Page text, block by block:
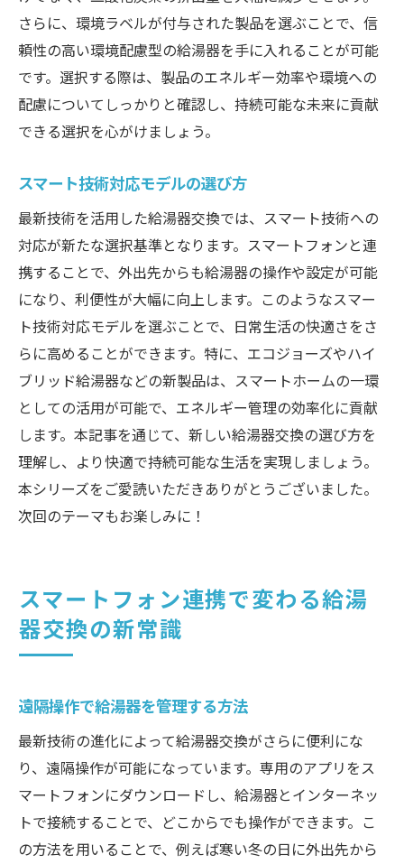
さらに、環境ラベルが付与された製品を選ぶことで、信
頼性の高い環境配慮型の給湯器を手に入れることが可能
です。選択する際は、製品のエネルギー効率や環境への
配慮についてしっかりと確認し、持続可能な未来に貢献
できる選択を心がけましょう。
スマート技術対応モデルの選び方
最新技術を活用した給湯器交換では、スマート技術への
対応が新たな選択基準となります。スマートフォンと連
携することで、外出先からも給湯器の操作や設定が可能
になり、利便性が大幅に向上します。このようなスマー
ト技術対応モデルを選ぶことで、日常生活の快適さをさ
らに高めることができます。特に、エコジョーズやハイ
ブリッド給湯器などの新製品は、スマートホームの一環
としての活用が可能で、エネルギー管理の効率化に貢献
します。本記事を通じて、新しい給湯器交換の選び方を
理解し、より快適で持続可能な生活を実現しましょう。
本シリーズをご愛読いただきありがとうございました。
次回のテーマもお楽しみに！
スマートフォン連携で変わる給湯
器交換の新常識
遠隔操作で給湯器を管理する方法
最新技術の進化によって給湯器交換がさらに便利にな
り、遠隔操作が可能になっています。専用のアプリをス
マートフォンにダウンロードし、給湯器とインターネッ
トで接続することで、どこからでも操作ができます。こ
の方法を用いることで、例えば寒い冬の日に外出先から